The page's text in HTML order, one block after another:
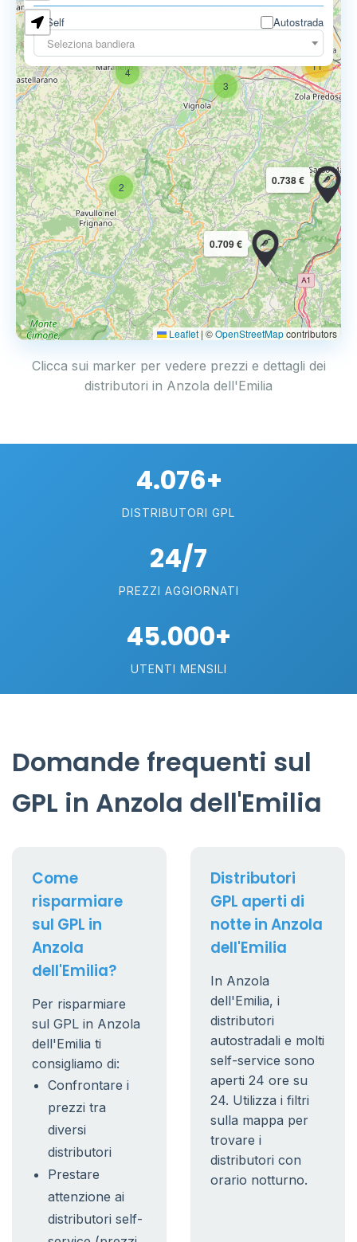
Self
Autostrada
Seleziona bandiera
2
4
11
9
3
11
0.709 €
0.738 €
Leaflet | ©OpenStreetMapcontributors
Clicca sui marker per vedere prezzi e dettagli dei
distributori in Anzola dell'Emilia
4.076+
DISTRIBUTORI GPL
24/7
PREZZI AGGIORNATI
45.000+
UTENTI MENSILI
Domande frequenti sul
GPL in Anzola dell'Emilia
Come
risparmiare
sul GPL in
Anzola
dell'Emilia?
Per risparmiare
sul GPL in Anzola
dell'Emilia ti
consigliamo di:
Confrontare i
prezzi tra
diversi
distributori
Prestare
attenzione ai
distributori self-
Distributori
GPL aperti di
notte in Anzola
dell'Emilia
In Anzola
dell'Emilia, i
distributori
autostradali e molti
self-service sono
aperti 24 ore su
24. Utilizza i filtri
sulla mappa per
trovare i
distributori con
orario notturno.